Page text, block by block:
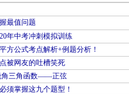
最值问题
年中考冲刺模拟训练
方公式考点解析+例题分析！
被网友的吐槽笑死
角三角函数——正弦
须掌握这九个题型！